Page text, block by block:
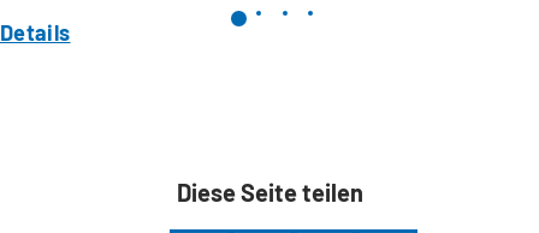
Details
Diese Seite teilen